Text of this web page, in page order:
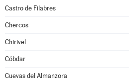
Castro de Filabres
Chercos
Chirivel
Cóbdar
Cuevas del Almanzora